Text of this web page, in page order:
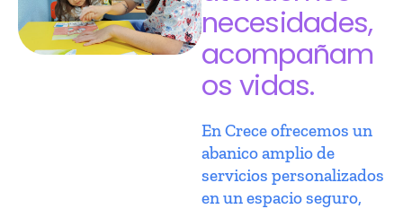
necesidades,
acompañam
os vidas.
En Crece ofrecemos un
abanico amplio de
servicios personalizados
en un espacio seguro,